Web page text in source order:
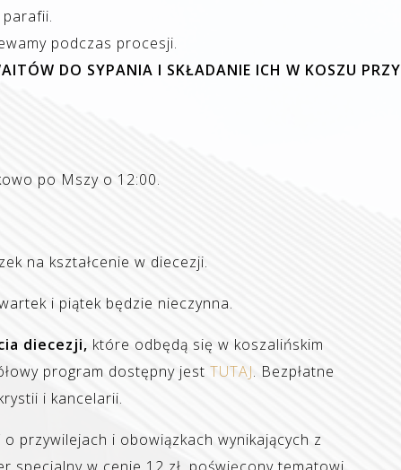
podczas procesji.
DO SYPANIA I SKŁADANIE ICH W KOSZU PRZY
po Mszy o 12:00.
na kształcenie w diecezji.
i piątek będzie nieczynna.
diecezji, które odbędą się w koszalińskim
program dostępny jest TUTAJ. Bezpłatne
i kancelarii.
o przywilejach i obowiązkach wynikających z